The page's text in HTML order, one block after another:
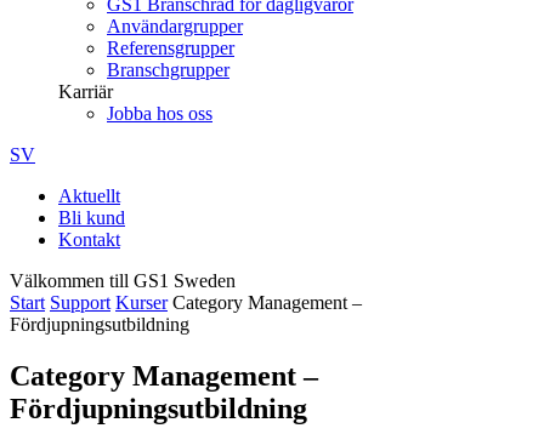
Användargrupper
Referensgrupper
Branschgrupper
Karriär
Jobba hos oss
SV
Aktuellt
Bli kund
Kontakt
Välkommen till GS1 Sweden
Start Support Kurser Category Management –
Fördjupningsutbildning
Category Management –
Fördjupningsutbildning